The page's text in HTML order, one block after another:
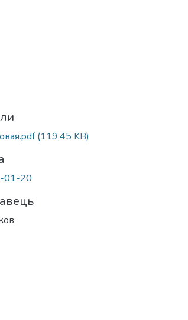
(119,45 KB)
01-20